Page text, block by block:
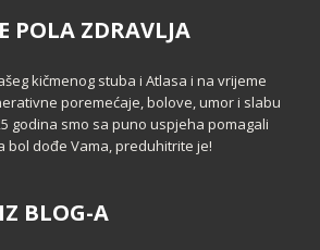
POLA ZDRAVLJA
kičmenog stuba i Atlasa i na vrijeme
poremećaje, bolove, umor i slabu
godina smo sa puno uspjeha pomagali
bol dođe Vama, preduhitrite je!
IZ BLOG-A